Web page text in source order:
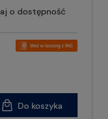
o dostępność
Do koszyka